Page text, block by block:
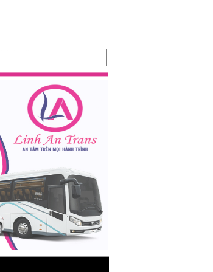
Xe hoa cưới - BMW 325i